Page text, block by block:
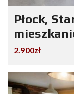
Płock,
2.900zł